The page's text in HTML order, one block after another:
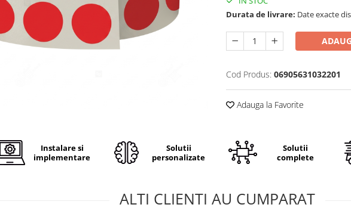
Durata de livrare: Date exacte
Cod Produs: 06905631032201
Adauga la Favorite
Instalare si
implementare
Solutii
personalizate
Solutii
complete
ALTI CLIENTI AU CUMPARAT